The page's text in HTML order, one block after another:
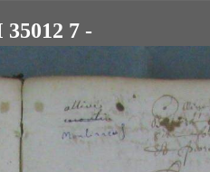
35012 7 -